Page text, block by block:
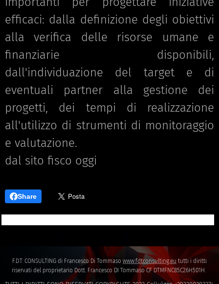
efficaci: dalla definizione degli obiettivi
alla verifica delle risorse umane e
finanziarie disponibili,
dall'individuazione del target e di
eventuali partner alla gestione dei
progetti, dei tempi di realizzazione
all'utilizzo di strumenti di monitoraggio
e valutazione.
dal sito fisco oggi
Share
F.D.T. CONSULTING di Francesco Di Tommaso www.fdtconsulting.eu tutti i diritti
riservati del proprietario Dott. Francesco DI Tommaso CF DTMFNC85C26H501H.